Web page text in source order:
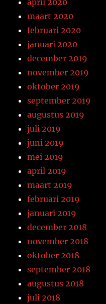
april 2020
maart 2020
februari 2020
januari 2020
december 2019
november 2019
oktober 2019
september 2019
augustus 2019
juli 2019
juni 2019
mei 2019
april 2019
maart 2019
februari 2019
januari 2019
december 2018
november 2018
oktober 2018
september 2018
augustus 2018
juli 2018